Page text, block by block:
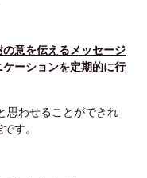
意を伝えるメッセージ
ーションを定期的に行
思わせることができれ
す。